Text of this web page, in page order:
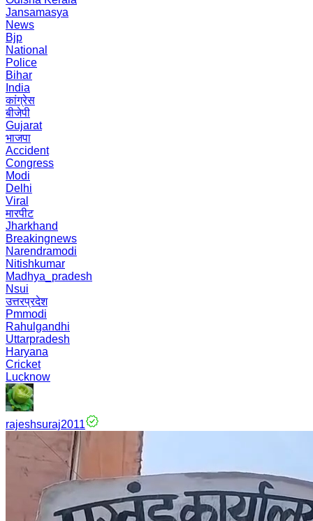
Jansamasya
News
Bjp
National
Police
Bihar
India
कांग्रेस
बीजेपी
Gujarat
भाजपा
Accident
Congress
Modi
Delhi
Viral
मारपीट
Jharkhand
Breakingnews
Narendramodi
Nitishkumar
Madhya_pradesh
Nsui
उत्तरप्रदेश
Pmmodi
Rahulgandhi
Uttarpradesh
Haryana
Cricket
Lucknow
rajeshsuraj2011